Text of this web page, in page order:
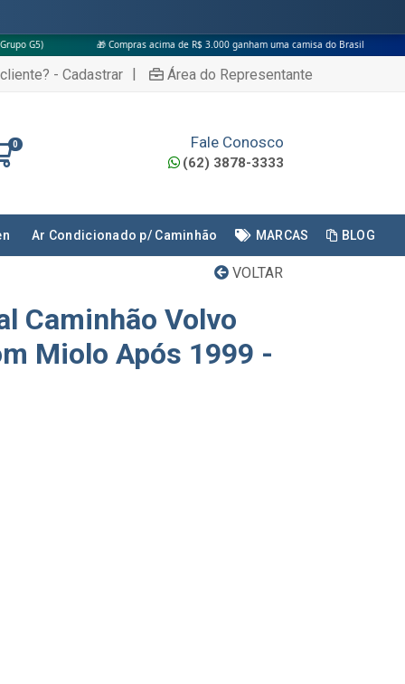
🎁 Compras acima de R$ 3.000 ganham uma camisa do Brasil
- Cadastrar | Área do Representante
0 Fale Conosco
(62) 3878-3333
Ar Condicionado p/ Caminhão MARCAS BLOG
VOLTAR
Caminhão Volvo
Miolo Após 1999 -